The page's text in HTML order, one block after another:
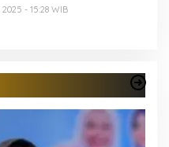
- 15:28 WIB